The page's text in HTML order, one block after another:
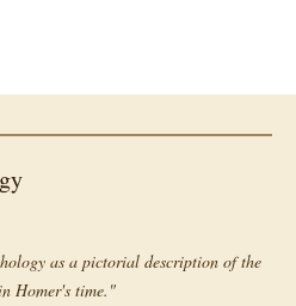
as a pictorial description of the
Homer's time."